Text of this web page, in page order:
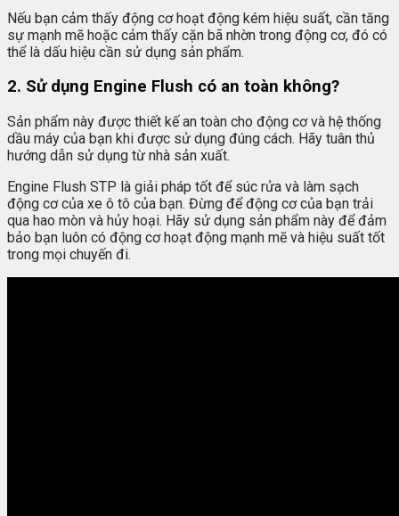
Nếu bạn cảm thấy động cơ hoạt động kém hiệu suất, cần tăng
sự mạnh mẽ hoặc cảm thấy cặn bã nhờn trong động cơ, đó có
thể là dấu hiệu cần sử dụng sản phẩm.
2. Sử dụng Engine Flush có an toàn không?
Sản phẩm này được thiết kế an toàn cho động cơ và hệ thống
dầu máy của bạn khi được sử dụng đúng cách. Hãy tuân thủ
hướng dẫn sử dụng từ nhà sản xuất.
Engine Flush STP là giải pháp tốt để súc rửa và làm sạch
động cơ của xe ô tô của bạn. Đừng để động cơ của bạn trải
qua hao mòn và hủy hoại. Hãy sử dụng sản phẩm này để đảm
bảo bạn luôn có động cơ hoạt động mạnh mẽ và hiệu suất tốt
trong mọi chuyến đi.